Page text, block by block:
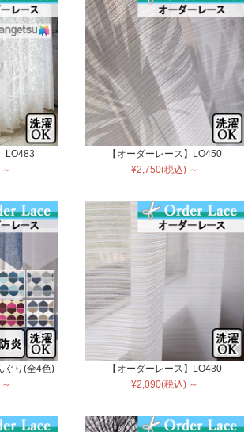
LO483
【オーダーレース】LO450
¥2,750(税込) ～
ぐり(全4色)
【オーダーレース】LO430
¥2,090(税込) ～